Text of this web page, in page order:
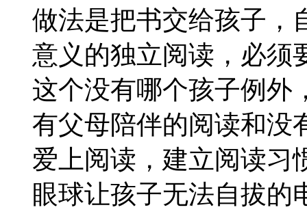
做法是把书交给孩子，
意义的独立阅读，必须
这个没有哪个孩子例外
有父母陪伴的阅读和没
爱上阅读，建立阅读习
眼球让孩子无法自拔的